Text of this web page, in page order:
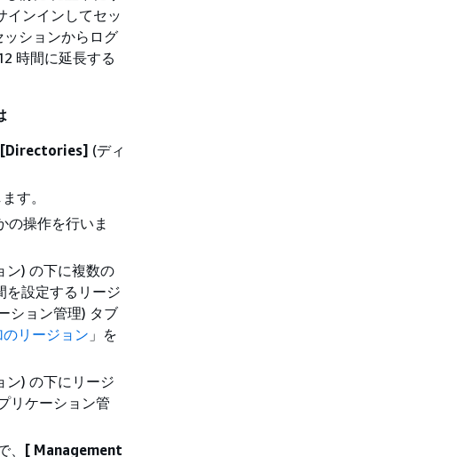
インインしてセッ
ションからログ
時間に延長する
[Directories] (ディ
す。
の操作を行いま
ン) の下に複数の
を設定するリージ
ション管理) タブ
リージョン 」を
ン) の下にリージ
リケーション管
[ Management